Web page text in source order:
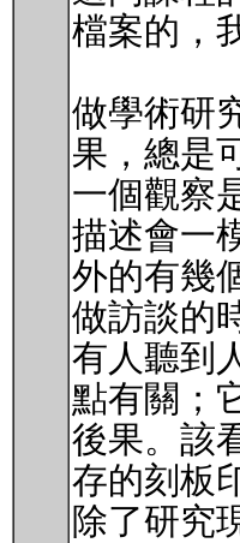
檔案的，
做學術研
果，總是
一個觀察
描述會一
外的有幾
做訪談的
有人聽到
點有關；
後果。該
存的刻板
除了研究